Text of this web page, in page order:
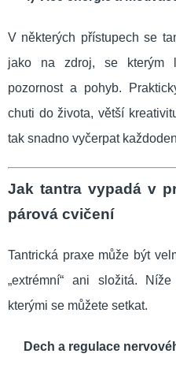
V některých přístupech se
jako na zdroj, se kterým
pozornost a pohyb.
chuti do života, větší
tak snadno vyčerpat
Jak tantra vypadá v
párová cvičení
Tantrická praxe může být
„extrémní“ ani složitá.
kterými se můžete setkat.
Dech a regulace